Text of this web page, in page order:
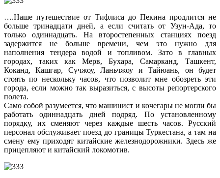
….Наше путешествие от Тифлиса до Пекина продлится не
больше тринадцати дней, а если считать от Узун-Ада, то
только одиннадцать. На второстепенных станциях поезд
задержится не больше времени, чем это нужно для
наполнения тендера водой и топливом. Зато в главных
городах, таких как Мерв, Бухара, Самарканд, Ташкент,
Коканд, Кашгар, Сучжоу, Ланьчжоу и Тайюань, он будет
стоять по нескольку часов, что позволит мне обозреть эти
города, если можно так выразиться, с высоты репортерского
полета.
Само собой разумеется, что машинист и кочегары не могли бы
работать одиннадцать дней подряд. По установленному
порядку, их сменяют через каждые шесть часов. Русский
персонал обслуживает поезд до границы Туркестана, а там на
смену ему приходят китайские железнодорожники. Здесь же
прицепляют и китайский локомотив.